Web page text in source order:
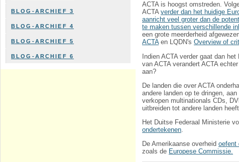
BLOG-ARCHIEF 3
BLOG-ARCHIEF 4
BLOG-ARCHIEF 5
BLOG-ARCHIEF 6
ACTA is hoogst omstreden.
ACTAverder dan het huidige
aanricht veel groter dan de
te maken tussen verschillende
een grote meerderheid
ACTAen LQDN'sOverview of
Indien ACTA verder gaat dan
van ACTA verandert ACTA
aan?
De landen die over ACTA
andere landen op te dringen,
verkopen multinationals CDs,
uitbreiden tot andere landen
Het Duitse Federaal Ministerie
ondertekenen.
De Amerikaanse overheidoefent
zoals de Europese Commissie.